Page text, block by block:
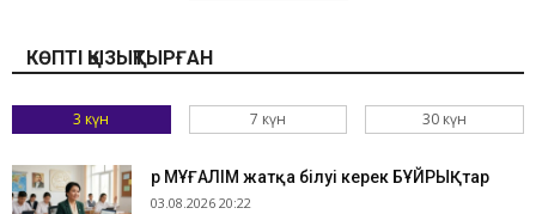
КӨПТІ ҚЫЗЫҚТЫРҒАН
3 күн 7 күн 30 күн
Әр МҰҒАЛІМ жатқа білуі керек БҰЙРЫҚтар
03.08.2026 20:22